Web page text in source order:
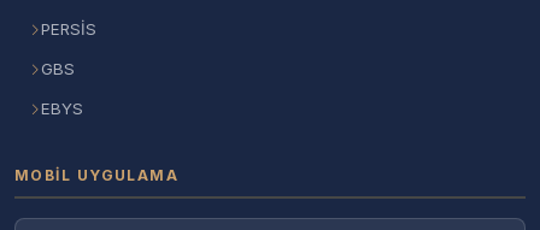
PERSİS
GBS
EBYS
MOBIL UYGULAMA